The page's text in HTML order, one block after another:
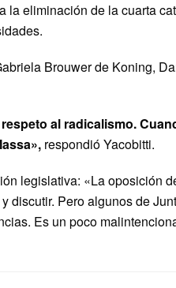
la eliminación de la cuarta
Brouwer de Koning,
al radicalismo.
respondió Yacobitti.
legislativa: «La oposición
discutir. Pero algunos de
Es un poco